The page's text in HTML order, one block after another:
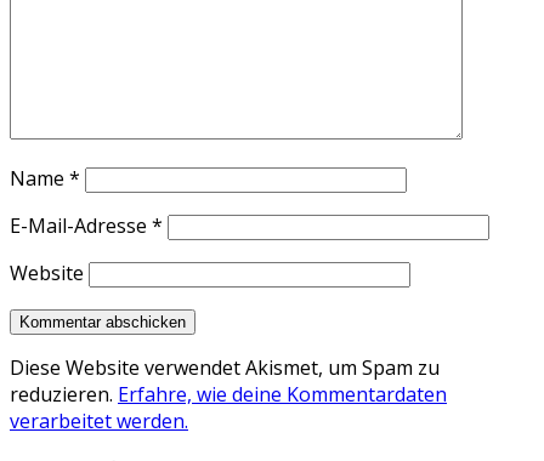
Name *
E-Mail-Adresse *
Website
Diese Website verwendet Akismet, um Spam zu
reduzieren. Erfahre, wie deine Kommentardaten
verarbeitet werden.